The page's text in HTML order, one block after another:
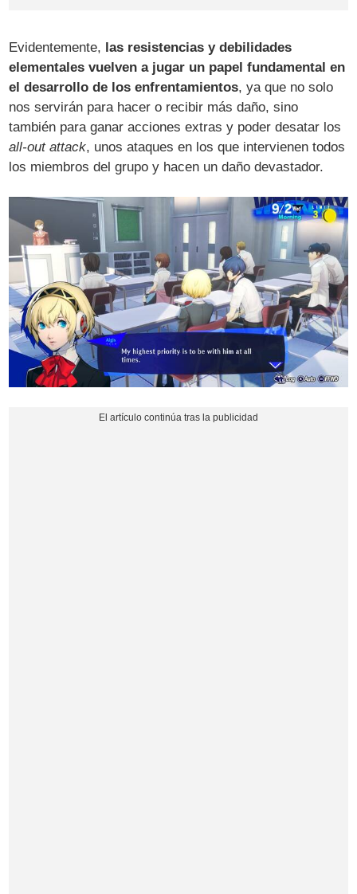
Evidentemente, las resistencias y debilidades
elementales vuelven a jugar un papel fundamental en
el desarrollo de los enfrentamientos, ya que no solo
nos servirán para hacer o recibir más daño, sino
también para ganar acciones extras y poder desatar los
all-out attack, unos ataques en los que intervienen todos
los miembros del grupo y hacen un daño devastador.